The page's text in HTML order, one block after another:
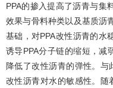
PPA的掺入提高了沥青与集
效果与骨料种类以及基质沥
基础，对PPA改性沥青的水
诱导PPA分子链的缩短，减
降低了改性沥青的弹性。与
改性沥青对水的敏感性。随